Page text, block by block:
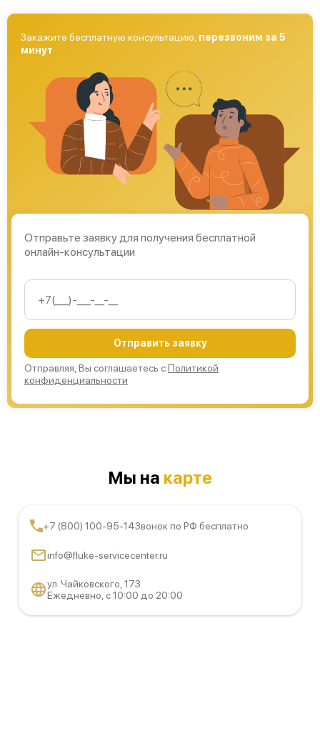
Отправьте заявку для получения бесплатной
онлайн-консультации
Отправить заявку
Отправляя, Вы соглашаетесь сПолитикой
конфиденциальности
Закажите бесплатную консультацию, перезвоним за 5
минут
Мы на карте
+7 (800) 100-95-14Звонок по РФ бесплатно
info@fluke-servicecenter.ru
ул. Чайковского, 173
Ежедневно, с 10:00 до 20:00